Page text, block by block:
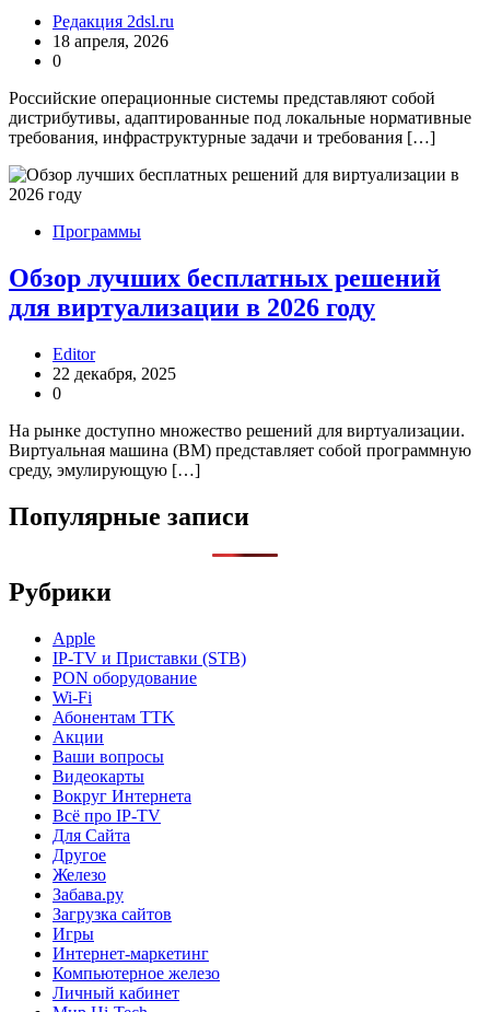
Редакция 2dsl.ru
18 апреля, 2026
0
Российские операционные системы представляют собой
дистрибутивы, адаптированные под локальные нормативные
требования, инфраструктурные задачи и требования […]
Программы
Обзор лучших бесплатных решений
для виртуализации в 2026 году
Editor
22 декабря, 2025
0
На рынке доступно множество решений для виртуализации.
Виртуальная машина (ВМ) представляет собой программную
среду, эмулирующую […]
Популярные записи
Рубрики
Apple
IP-TV и Приставки (STB)
PON оборудование
Wi-Fi
Абонентам TTK
Акции
Ваши вопросы
Видеокарты
Вокруг Интернета
Всё про IP-TV
Для Сайта
Другое
Железо
Забава.ру
Загрузка сайтов
Игры
Интернет-маркетинг
Компьютерное железо
Личный кабинет